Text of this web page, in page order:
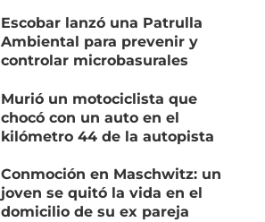
Escobar lanzó una Patrulla
Ambiental para prevenir y
controlar microbasurales
Murió un motociclista que
chocó con un auto en el
kilómetro 44 de la autopista
Conmoción en Maschwitz: un
joven se quitó la vida en el
domicilio de su ex pareja